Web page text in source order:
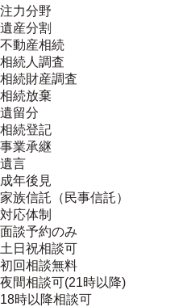
注力分野
遺産分割
不動産相続
相続人調査
相続財産調査
相続放棄
遺留分
相続登記
事業承継
遺言
成年後見
家族信託（民事信託）
対応体制
面談予約のみ
土日祝相談可
初回相談無料
夜間相談可(21時以降)
18時以降相談可